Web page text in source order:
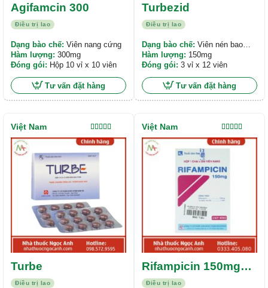
Điều trị lao
Agifamcin 300
Dạng bào chế: Viên nang cứng
Hàm lượng: 300mg
Đóng gói: Hộp 10 vỉ x 10 viên
Tư vấn đặt hàng
Điều trị lao
Turbezid
Dạng bào chế: Viên nén bao
phim
Hàm lượng: 150mg
Đóng gói: 3 vỉ x 12 viên
Tư vấn đặt hàng
Điều trị lao
Turbe
Được xếp
hạng5.00
sao
Việt Nam
Điều trị lao
Rifampicin 150mg
Mekophar
Được xếp
hạng5.00
Việt Nam